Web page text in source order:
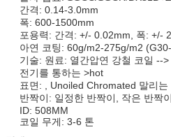
간격: 0.14-3.0mm
폭: 600-1500mm
포용력: 간격: +/- 0.02mm, 폭: +/-
아연 코팅: 60g/m2-275g/m2
기술: 원료: 열간압연 강철 코일 --
전기를 통하는 >hot
표면: , Unoiled Chromated 말리는
반짝이: 일정한 반짝이, 작은 반짝
ID: 508MM
코일 무게: 3-6 톤